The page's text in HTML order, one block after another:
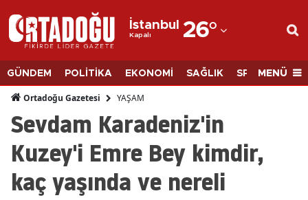
İstanbul
Kapalı 26°
Adana
Adıyaman
Afyonkarahisar
Ağrı
Amasya
Ankara
GÜNDEM POLİTİKA EKONOMİ SAĞLIK SPORMENÜ
Ortadoğu Gazetesi YAŞAM
Sevdam Karadeniz'in
Kuzey'i Emre Bey kimdir,
kaç yaşında ve nereli